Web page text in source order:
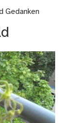
Gedanken